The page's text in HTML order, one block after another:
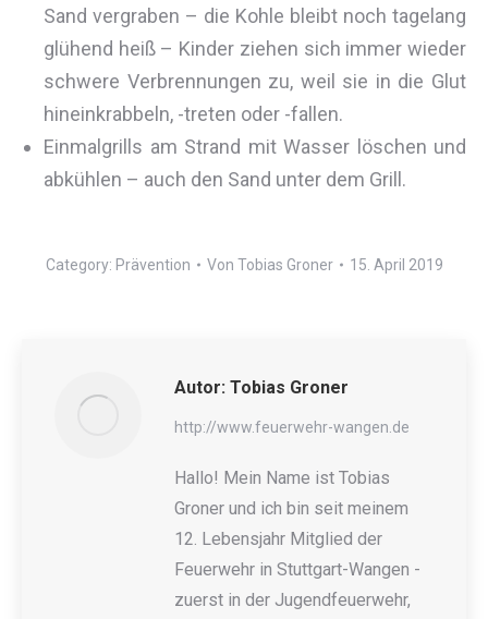
Sand vergraben – die Kohle bleibt noch tagelang
glühend heiß – Kinder ziehen sich immer wieder
schwere Verbrennungen zu, weil sie in die Glut
hineinkrabbeln, -treten oder -fallen.
Einmalgrills am Strand mit Wasser löschen und
abkühlen – auch den Sand unter dem Grill.
Category: Prävention Von Tobias Groner 15. April 2019
Autor: Tobias Groner
http://www.feuerwehr-wangen.de
Hallo! Mein Name ist Tobias
Groner und ich bin seit meinem
12. Lebensjahr Mitglied der
Feuerwehr in Stuttgart-Wangen -
zuerst in der Jugendfeuerwehr,